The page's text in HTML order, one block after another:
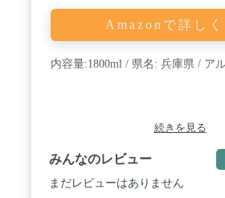
Amazonで詳しく
内容量:1800ml / 県名: 兵庫県 / ア
続きを見る
みんなのレビュー
まだレビューはありません